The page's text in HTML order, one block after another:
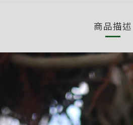
商品描述